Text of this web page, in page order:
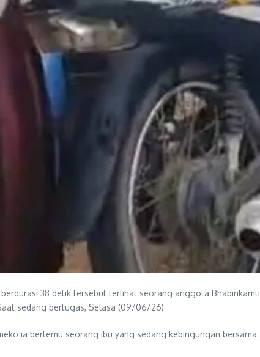
38 detik tersebut terlihat seorang anggota
sedang bertugas, Selasa (09/06/26)
ia bertemu seorang ibu yang sedang kebingungan